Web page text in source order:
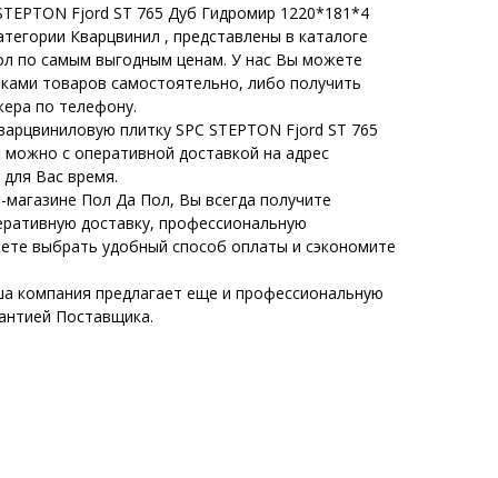
Fjord ST 765 Дуб Гидромир 1220*181*4
Кварцвинил , представлены в каталоге
по самым выгодным ценам. У нас Вы можете
товаров самостоятельно, либо получить
по телефону.
плитку SPC STEPTON Fjord ST 765
с оперативной доставкой на адрес
Вас время.
магазине Пол Да Пол, Вы всегда получите
доставку, профессиональную
выбрать удобный способ оплаты и сэкономите
компания предлагает еще и профессиональную
Поставщика.